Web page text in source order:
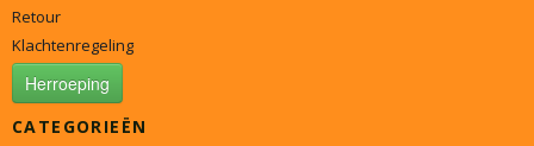
Retour
Klachtenregeling
Herroeping
CATEGORIEËN